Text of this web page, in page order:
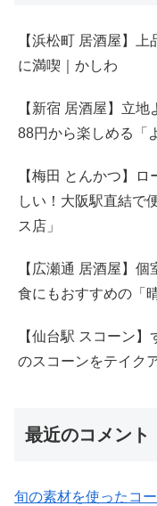
【浜松町 居酒屋】
に満喫｜かしわ
【新宿 居酒屋】立
88円から楽しめる「
【梅田 とんかつ】
しい！大阪駅直結で
ス店」
【広瀬通 居酒屋】
食にもおすすめの「
【仙台駅 スコーン
のスコーンをテイク
最近のコメント
旬の素材を使ったコ